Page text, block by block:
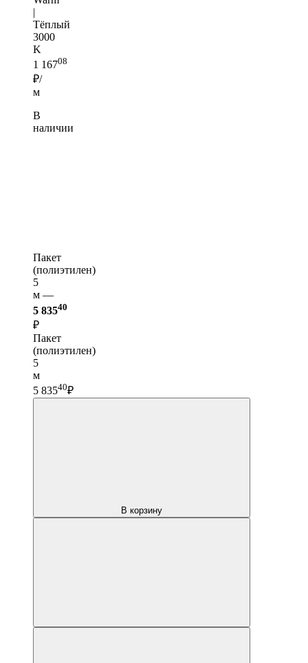
|
Тёплый
3000
K
1 16708
₽/
м
В
наличии
Пакет
(полиэтилен)
5
м —
5 83540
₽
Пакет
(полиэтилен)
5
м
5 83540₽
В корзину